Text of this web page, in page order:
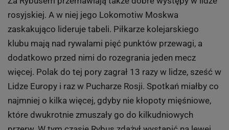
rosyjskiej. A w niej jego Lokomotiw Moskwa
zaskakująco lideruje tabeli. Piłkarze kolejarskiego
klubu mają nad rywalami pięć punktów przewagi, a
dodatkowo przed nimi do rozegrania jeden mecz
więcej. Polak do tej pory zagrał 13 razy w lidze, sześć w
Lidze Europy i raz w Pucharze Rosji. Spotkań miałby co
najmniej o kilka więcej, gdyby nie kłopoty mięśniowe,
które dwukrotnie zmuszały go do kilkudniowych